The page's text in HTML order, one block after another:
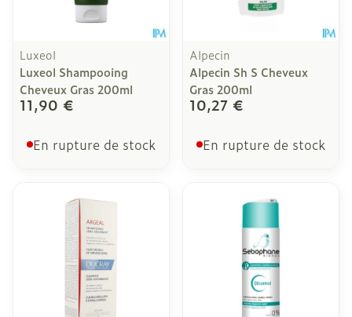
Luxeol
Luxeol Shampooing
Cheveux Gras 200ml
11,90 €
En rupture de stock
Alpecin
Alpecin Sh S Cheveux
Gras 200ml
10,27 €
En rupture de stock